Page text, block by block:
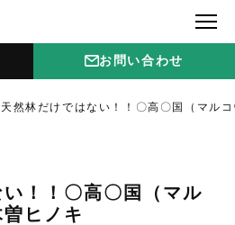
お問い合わせ
天然林だけではない！！〇高〇国（マル
！！〇高〇国（マル
ヒノキ